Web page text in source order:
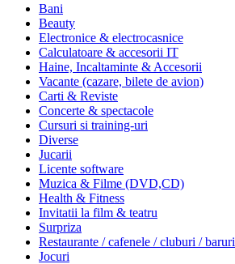
Bani
Beauty
Electronice & electrocasnice
Calculatoare & accesorii IT
Haine, Incaltaminte & Accesorii
Vacante (cazare, bilete de avion)
Carti & Reviste
Concerte & spectacole
Cursuri si training-uri
Diverse
Jucarii
Licente software
Muzica & Filme (DVD,CD)
Health & Fitness
Invitatii la film & teatru
Surpriza
Restaurante / cafenele / cluburi / baruri
Jocuri